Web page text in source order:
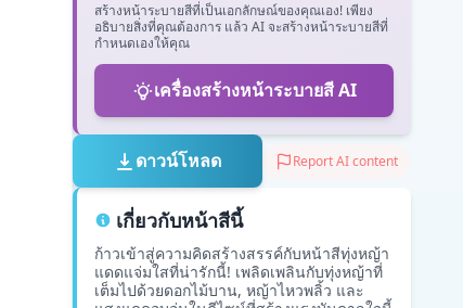
สร้างหน้าระบายสีที่เป็นเอกลักษณ์ของคุณเอง! เพียง
อธิบายสิ่งที่คุณต้องการ แล้ว AI จะสร้างหน้าระบายสีที่
กำหนดเองให้คุณ
เครื่องสร้างหน้าระบายสี AI
ดาวน์โหลด Report AI content
เกี่ยวกับหน้าสีนี้
ก้าวเข้าสู่ความคิดสร้างสรรค์กับหน้าสีทุ่งหญ้า
แดดแจ่มใสที่น่ารักนี้! เพลิดเพลินกับทุ่งหญ้าที่
เต็มไปด้วยดอกไม้บาน, หญ้าไหวพลิ้ว และ